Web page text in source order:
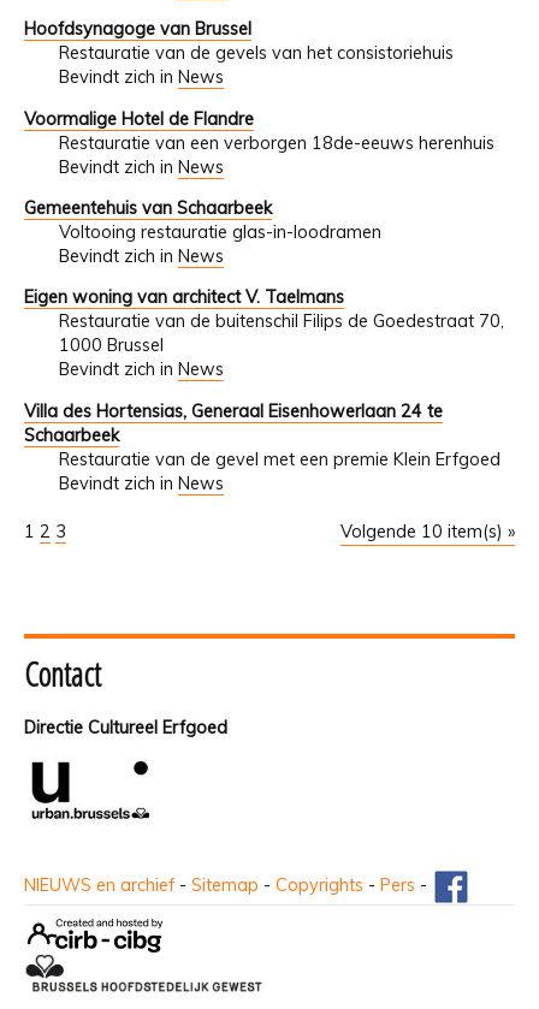
Hoofdsynagoge van Brussel
Restauratie van de gevels van het consistoriehuis
Bevindt zich in News
Voormalige Hotel de Flandre
Restauratie van een verborgen 18de-eeuws herenhuis
Bevindt zich in News
Gemeentehuis van Schaarbeek
Voltooing restauratie glas-in-loodramen
Bevindt zich in News
Eigen woning van architect V. Taelmans
Restauratie van de buitenschil Filips de Goedestraat 70,
1000 Brussel
Bevindt zich in News
Villa des Hortensias, Generaal Eisenhowerlaan 24 te
Schaarbeek
Restauratie van de gevel met een premie Klein Erfgoed
Bevindt zich in News
Volgende 10 item(s) »
1 2 3
Contact
Directie Cultureel Erfgoed
NIEUWS en archief - Sitemap - Copyrights - Pers -